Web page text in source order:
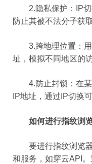
2.隐私保护：IP切
防止其被不法分子获取
3.跨地理位置：用
址，模拟不同地区的
4.防止封锁：在某
IP地址，通过IP切换
如何进行指纹浏
要进行指纹浏览器
和服务，如穿云API